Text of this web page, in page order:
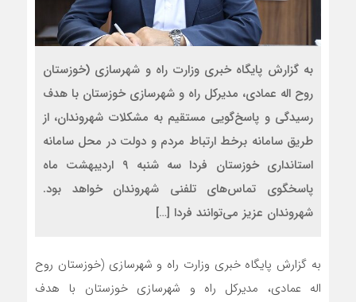
به گزارش پایگاه خبری وزارت راه و شهرسازی (خوزستان
روح اله عمادی، مدیرکل راه و شهرسازی خوزستان با هدف
رسیدگی و پاسخ‌گویی مستقیم به مشکلات شهروندان، از
طریق سامانه برخط ارتباط مردم و دولت در محل سامانه
استانداری خوزستان فردا سه شنبه ۹ اردیبهشت ماه
پاسخگوی تماس‌های تلفنی شهروندان خواهد بود.
شهروندان عزیز می‌توانند فردا […]
به گزارش پایگاه خبری وزارت راه و شهرسازی (خوزستان روح
اله عمادی، مدیرکل راه و شهرسازی خوزستان با هدف